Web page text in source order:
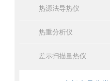
热源法导热仪
热重分析仪
差示扫描量热仪